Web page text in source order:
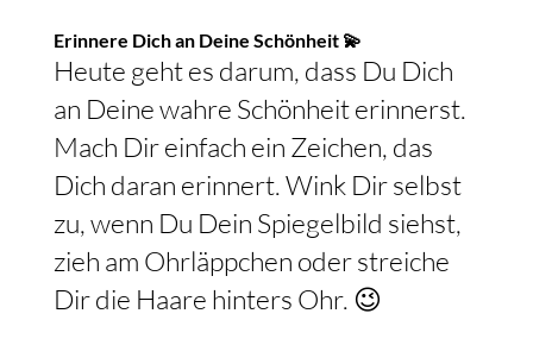
Erinnere Dich an Deine Schönheit 💫
Heute geht es darum, dass Du Dich
an Deine wahre Schönheit erinnerst.
Mach Dir einfach ein Zeichen, das
Dich daran erinnert. Wink Dir selbst
zu, wenn Du Dein Spiegelbild siehst,
zieh am Ohrläppchen oder streiche
Dir die Haare hinters Ohr. 😉